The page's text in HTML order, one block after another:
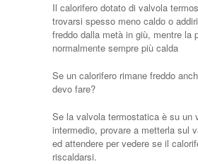
Il calorifero dotato di valvola
trovarsi spesso meno caldo o
freddo dalla metà in giù, mentre la
normalmente sempre più calda
Se un calorifero rimane freddo
devo fare?
Se la valvola termostatica è su un
intermedio, provare a metterla sul
ed attendere per vedere se il
riscaldarsi.